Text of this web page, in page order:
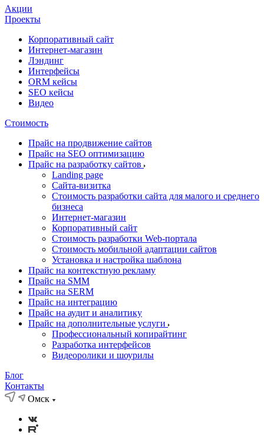
Акции
Проекты
Корпоративный сайт
Интернет-магазин
Лэндинг
Интерфейсы
ORM кейсы
SEO кейсы
Видео
Стоимость
Прайс на продвижение сайтов
Прайс на SEO оптимизацию
Прайс на разработку сайтов
Landing page
Cайта-визитка
Стоимость разработки сайта для малого и среднего
бизнеса
Интернет-магазин
Корпоративный сайт
Стоимость разработки Web-портала
Стоимость мобильной адаптации сайтов
Установка и настройка шаблона
Прайс на контекстную рекламу
Прайс на SMM
Прайс на SERM
Прайс на интеграцию
Прайс на аудит и аналитику
Прайс на дополнительные услуги
Профессиональный копирайтинг
Разработка интерфейсов
Видеоролики и шоурилы
Блог
Контакты
Омск